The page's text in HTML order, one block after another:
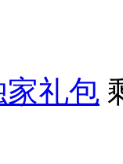
家礼包